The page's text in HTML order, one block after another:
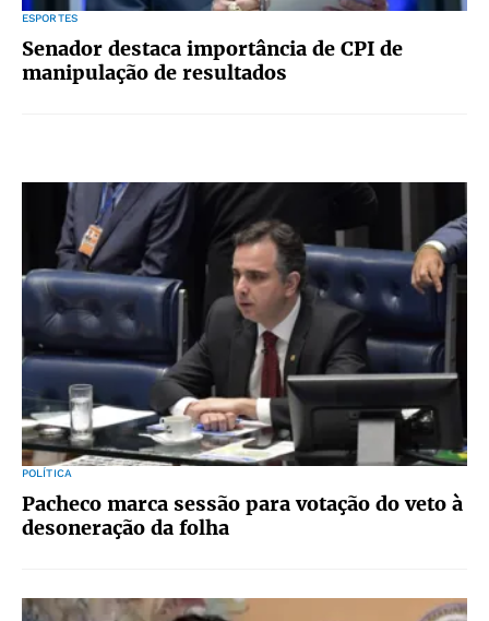
ESPORTES
Senador destaca importância de CPI de
manipulação de resultados
POLÍTICA
Pacheco marca sessão para votação do veto à
desoneração da folha